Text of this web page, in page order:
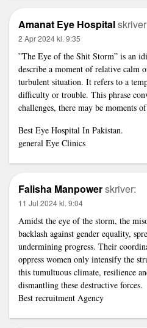
Amanat Eye Hospital
2 Apr 2024 kl. 9:35
”The Eye of the Shit Storm” is an
describe a moment of relative calm
turbulent situation. It refers to a
difficulty or trouble. This phrase
challenges, there may be moments
Best Eye Hospital In Pakistan.
general Eye Clinics
Falisha Manpowerskriver:
11 Jul 2024 kl. 9:04
Amidst the eye of the storm, the
backlash against gender equality,
undermining progress. Their
oppress women only intensify the
this tumultuous climate, resilience
dismantling these destructive forces.
Best recruitment Agency